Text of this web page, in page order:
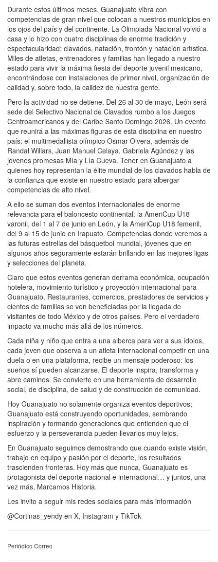
Durante estos últimos meses, Guanajuato vibra con
competencias de gran nivel que colocan a nuestros municipios en
los ojos del país y del continente. La Olimpiada Nacional volvió a
casa y lo hizo con cuatro disciplinas de enorme tradición y
espectacularidad: clavados, natación, frontón y natación artística.
Miles de atletas, entrenadores y familias han llegado a nuestro
estado para vivir la máxima fiesta del deporte juvenil mexicano,
encontrándose con instalaciones de primer nivel, organización de
calidad y, sobre todo, la calidez de nuestra gente.
Pero la actividad no se detiene. Del 26 al 30 de mayo, León será
sede del Selectivo Nacional de Clavados rumbo a los Juegos
Centroamericanos y del Caribe Santo Domingo 2026. Un evento
que reunirá a las máximas figuras de esta disciplina en nuestro
país: el multimedallista olímpico Osmar Olvera, además de
Randal Willars, Juan Manuel Celaya, Gabriela Agúndez y las
jóvenes promesas Mía y Lía Cueva. Tener en Guanajuato a
quienes hoy representan la élite mundial de los clavados habla de
la confianza que existe en nuestro estado para albergar
competencias de alto nivel.
A ello se suman dos eventos internacionales de enorme
relevancia para el baloncesto continental: la AmeriCup U18
varonil, del 1 al 7 de junio en León, y la AmeriCup U18 femenil,
del 9 al 15 de junio en Irapuato. Competencias donde veremos a
las futuras estrellas del básquetbol mundial, jóvenes que en
algunos años seguramente estarán brillando en las mejores ligas
y selecciones del planeta.
Claro que estos eventos generan derrama económica, ocupación
hotelera, movimiento turístico y proyección internacional para
Guanajuato. Restaurantes, comercios, prestadores de servicios y
cientos de familias se ven beneficiadas por la llegada de
visitantes de todo México y de otros países. Pero el verdadero
impacto va mucho más allá de los números.
Cada niña y niño que entra a una alberca para ver a sus ídolos,
cada joven que observa a un atleta internacional competir en una
duela o en una plataforma, recibe un mensaje poderoso: los
sueños sí pueden alcanzarse. El deporte inspira, transforma y
abre caminos. Se convierte en una herramienta de desarrollo
social, de disciplina, de salud y de construcción de comunidad.
Hoy Guanajuato no solamente organiza eventos deportivos;
Guanajuato está construyendo oportunidades, sembrando
inspiración y formando generaciones que entienden que el
esfuerzo y la perseverancia pueden llevarlos muy lejos.
En Guanajuato seguimos demostrando que cuando existe visión,
trabajo en equipo y pasión por el deporte, los resultados
trascienden fronteras. Hoy más que nunca, Guanajuato es
protagonista del deporte nacional e internacional… y juntos, una
vez más, Marcamos Historia.
Les invito a seguir mis redes sociales para más información
@Cortinas_yendy en X, Instagram y TikTok
Periódico Correo